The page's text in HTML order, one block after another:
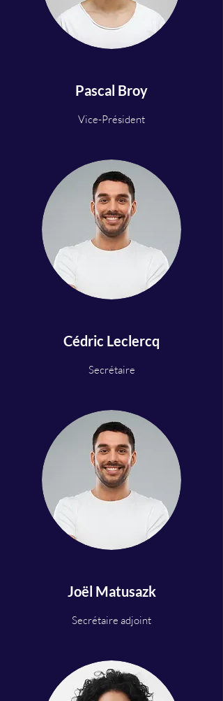
Pascal Broy
Vice-Président
Cédric Leclercq
Secrétaire
Joël Matusazk
Secrétaire adjoint